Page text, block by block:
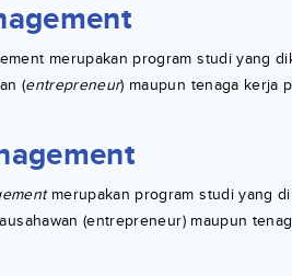
merupakan program studi yang
(entrepreneur) maupun tenaga kerja
merupakan program studi yang
(entrepreneur) maupun